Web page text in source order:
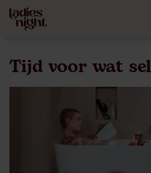
Tijd voor wat